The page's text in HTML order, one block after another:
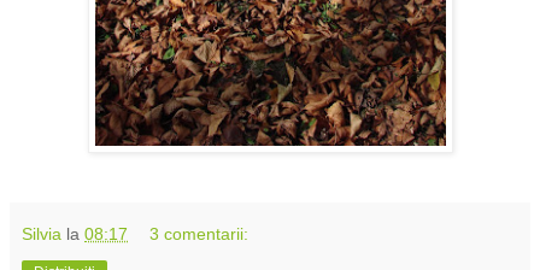
Silvia la 08:17 3 comentarii: